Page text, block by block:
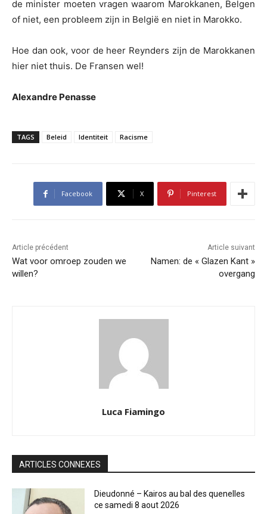
de minister moeten vragen waarom Marokkanen, Belgen
of niet, een probleem zijn in België en niet in Marokko.
Hoe dan ook, voor de heer Reynders zijn de Marokkanen
hier niet thuis. De Fransen wel!
Alexandre Penasse
TAGS Beleid Identiteit Racisme
Facebook X Pinterest
Article précédent
Wat voor omroep zouden we
willen?
Article suivant
Namen: de « Glazen Kant »
overgang
Luca Fiamingo
ARTICLES CONNEXES
Dieudonné – Kairos au bal des quenelles
ce samedi 8 aout 2026